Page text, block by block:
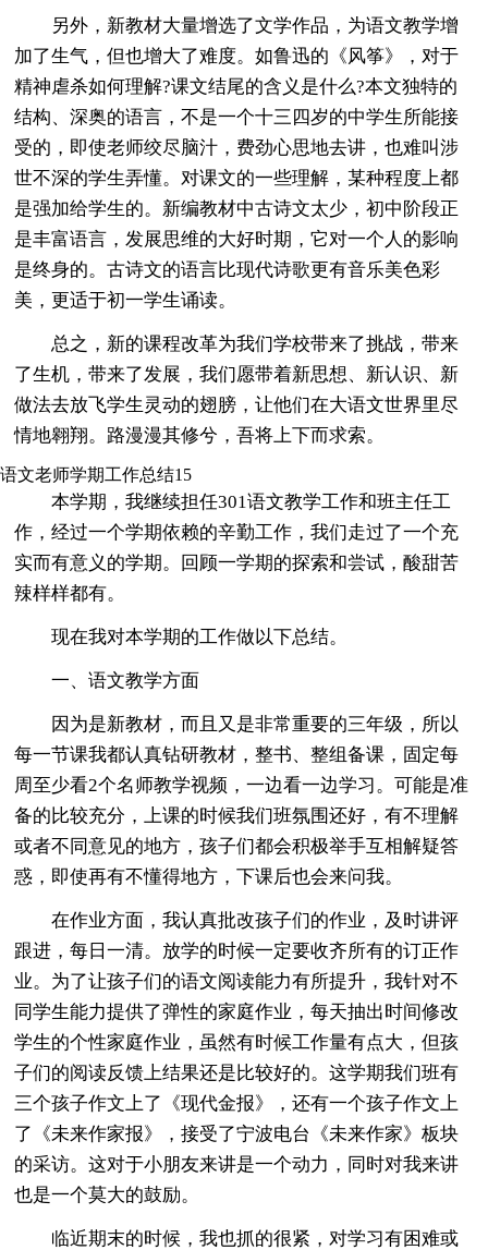
另外，新教材大量增选了文学作品，为语文教学增
加了生气，但也增大了难度。如鲁迅的《风筝》，对于
精神虐杀如何理解?课文结尾的含义是什么?本文独特的
结构、深奥的语言，不是一个十三四岁的中学生所能接
受的，即使老师绞尽脑汁，费劲心思地去讲，也难叫涉
世不深的学生弄懂。对课文的一些理解，某种程度上都
是强加给学生的。新编教材中古诗文太少，初中阶段正
是丰富语言，发展思维的大好时期，它对一个人的影响
是终身的。古诗文的语言比现代诗歌更有音乐美色彩
美，更适于初一学生诵读。
总之，新的课程改革为我们学校带来了挑战，带来
了生机，带来了发展，我们愿带着新思想、新认识、新
做法去放飞学生灵动的翅膀，让他们在大语文世界里尽
情地翱翔。路漫漫其修兮，吾将上下而求索。
语文老师学期工作总结15
本学期，我继续担任301语文教学工作和班主任工
作，经过一个学期依赖的辛勤工作，我们走过了一个充
实而有意义的学期。回顾一学期的探索和尝试，酸甜苦
辣样样都有。
现在我对本学期的工作做以下总结。
一、语文教学方面
因为是新教材，而且又是非常重要的三年级，所以
每一节课我都认真钻研教材，整书、整组备课，固定每
周至少看2个名师教学视频，一边看一边学习。可能是准
备的比较充分，上课的时候我们班氛围还好，有不理解
或者不同意见的地方，孩子们都会积极举手互相解疑答
惑，即使再有不懂得地方，下课后也会来问我。
在作业方面，我认真批改孩子们的作业，及时讲评
跟进，每日一清。放学的时候一定要收齐所有的订正作
业。为了让孩子们的语文阅读能力有所提升，我针对不
同学生能力提供了弹性的家庭作业，每天抽出时间修改
学生的个性家庭作业，虽然有时候工作量有点大，但孩
子们的阅读反馈上结果还是比较好的。这学期我们班有
三个孩子作文上了《现代金报》，还有一个孩子作文上
了《未来作家报》，接受了宁波电台《未来作家》板块
的采访。这对于小朋友来讲是一个动力，同时对我来讲
也是一个莫大的鼓励。
临近期末的时候，我也抓的很紧，对学习有困难或